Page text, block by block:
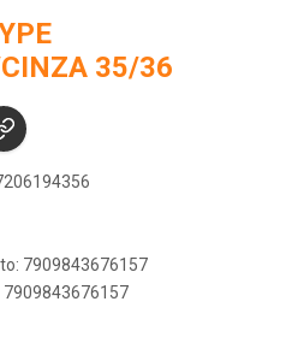
35/36
7909843676157
7909843676157